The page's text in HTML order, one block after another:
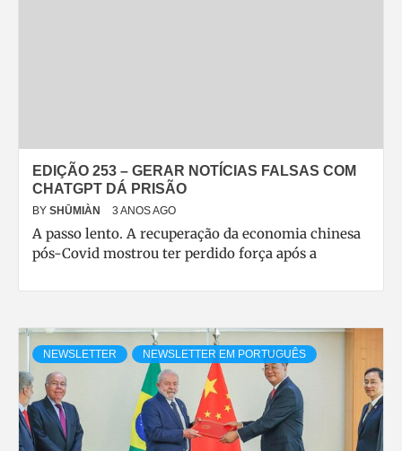
EDIÇÃO 253 – GERAR NOTÍCIAS FALSAS COM
CHATGPT DÁ PRISÃO
BY SHŪMIÀN 3 ANOS AGO
A passo lento. A recuperação da economia chinesa
pós-Covid mostrou ter perdido força após a
NEWSLETTER NEWSLETTER EM PORTUGUÊS